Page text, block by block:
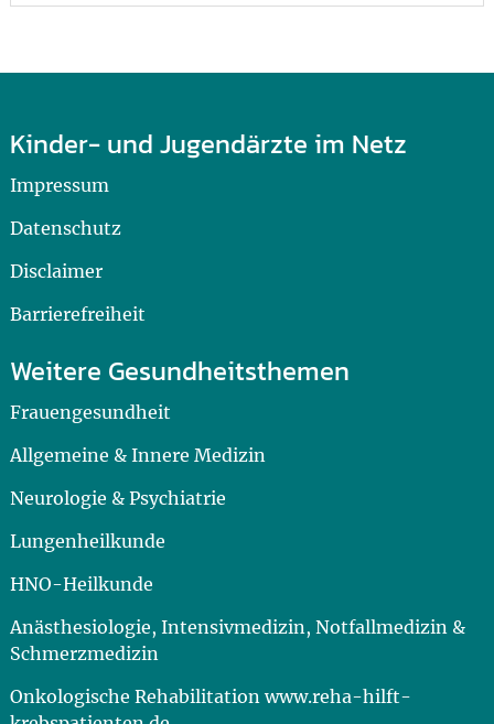
Kinder- und Jugendärzte im Netz
Impressum
Datenschutz
Disclaimer
Barrierefreiheit
Weitere Gesundheitsthemen
Frauengesundheit
Allgemeine & Innere Medizin
Neurologie & Psychiatrie
Lungenheilkunde
HNO-Heilkunde
Anästhesiologie, Intensivmedizin, Notfallmedizin &
Schmerzmedizin
Onkologische Rehabilitation www.reha-hilft-